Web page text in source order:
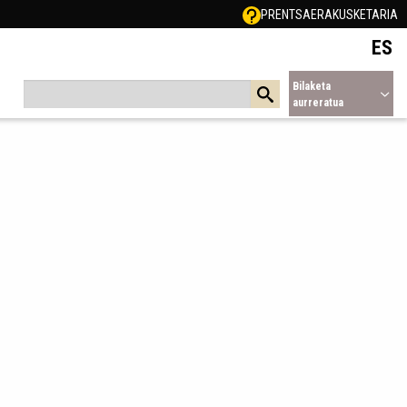
PRENTSAERAKUSKETARIA
ES
Bilaketa
aurreratua